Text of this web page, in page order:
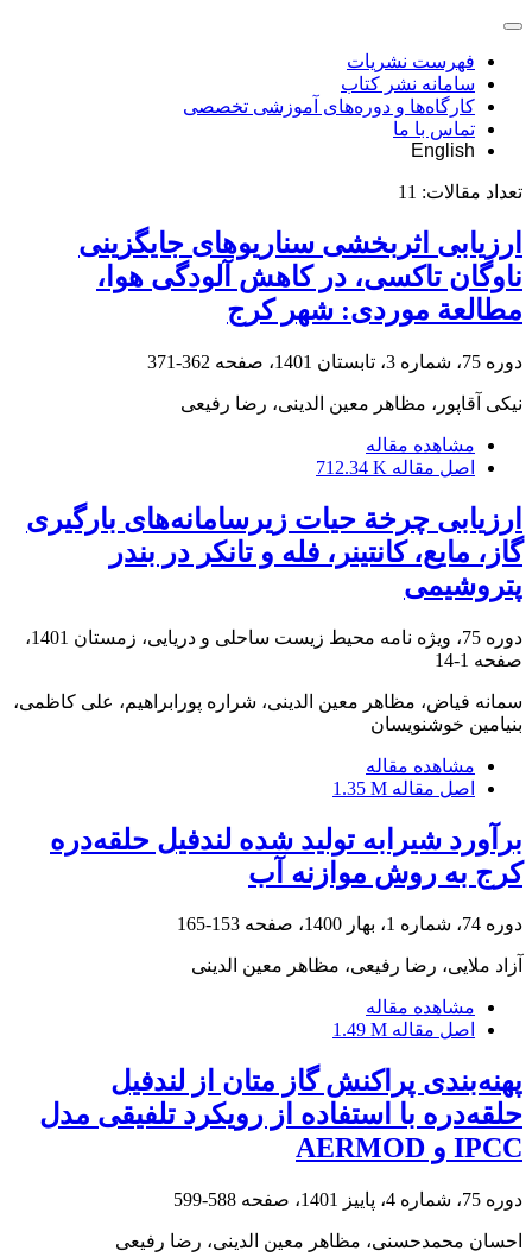
فهرست نشریات
سامانه نشر کتاب
کارگاه‌ها و دوره‌های آموزشی تخصصی
تماس با ما
English
تعداد مقالات: 11
ارزیابی اثربخشی سناریوهای جایگزینی
ناوگان تاکسی، در کاهش آلودگی هوا،
مطالعة موردی: شهر کرج
دوره 75، شماره 3، تابستان 1401، صفحه 362-371
نیکی آقاپور، مظاهر معین الدینی، رضا رفیعی
مشاهده مقاله
اصل مقاله 712.34 K
ارزیابی چرخة حیات زیرسامانه‌های بارگیری
گاز، مایع، کانتینر، فله و تانکر در بندر
پتروشیمی
دوره 75، ویژه نامه محیط زیست ساحلی و دریایی، زمستان 1401،
صفحه 1-14
سمانه فیاض، مظاهر معین الدینی، شراره پورابراهیم، علی کاظمی،
بنیامین خوشنویسان
مشاهده مقاله
اصل مقاله 1.35 M
برآورد شیرابه تولید شده لندفیل حلقه‌دره
کرج به روش موازنه آب
دوره 74، شماره 1، بهار 1400، صفحه 153-165
آزاد ملایی، رضا رفیعی، مظاهر معین الدینی
مشاهده مقاله
اصل مقاله 1.49 M
پهنه‌بندی پراکنش گاز متان از لندفیل
حلقه‌دره با استفاده از رویکرد تلفیقی مدل
IPCC و AERMOD
دوره 75، شماره 4، پاییز 1401، صفحه 588-599
احسان محمدحسنی، مظاهر معین الدینی، رضا رفیعی